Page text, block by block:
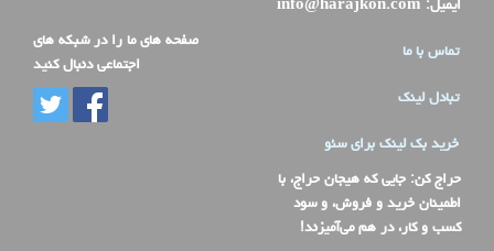
تماس با ما
تبادل لینک
خرید بک لینک برای سئو
حراج کن: جایی که هیجان حراج، با
اطمینان خرید و فروش، و سود
کسب و کار، در هم می‌آمیزند!
صفحه های ما را در شبکه های
اجتماعی دنبال کنید